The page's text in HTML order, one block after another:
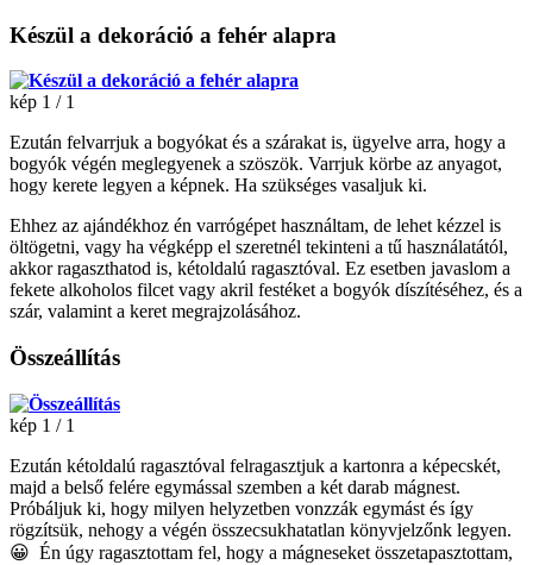
Készül a dekoráció a fehér alapra
kép 1 / 1
Ezután felvarrjuk a bogyókat és a szárakat is, ügyelve arra, hogy a
bogyók végén meglegyenek a szöszök. Varrjuk körbe az anyagot,
hogy kerete legyen a képnek. Ha szükséges vasaljuk ki.
Ehhez az ajándékhoz én varrógépet használtam, de lehet kézzel is
öltögetni, vagy ha végképp el szeretnél tekinteni a tű használatától,
akkor ragaszthatod is, kétoldalú ragasztóval. Ez esetben javaslom a
fekete alkoholos filcet vagy akril festéket a bogyók díszítéséhez, és a
szár, valamint a keret megrajzolásához.
Összeállítás
kép 1 / 1
Ezután kétoldalú ragasztóval felragasztjuk a kartonra a képecskét,
majd a belső felére egymással szemben a két darab mágnest.
Próbáljuk ki, hogy milyen helyzetben vonzzák egymást és így
rögzítsük, nehogy a végén összecsukhatatlan könyvjelzőnk legyen.
😀 Én úgy ragasztottam fel, hogy a mágneseket összetapasztottam,